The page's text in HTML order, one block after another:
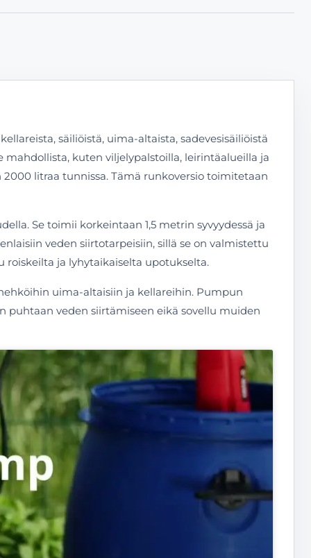
säiliöistä, uima-altaista, sadevesisäiliöistä
kuten viljelypalstoilla, leirintäalueilla ja
litraa tunnissa. Tämä runkoversio toimitetaan
Se toimii korkeintaan 1,5 metrin syvyydessä ja
veden siirtotarpeisiin, sillä se on valmistettu
roiskeilta ja lyhytaikaiselta upotukselta.
uima-altaisiin ja kellareihin. Pumpun
puhtaan veden siirtämiseen eikä sovellu muiden